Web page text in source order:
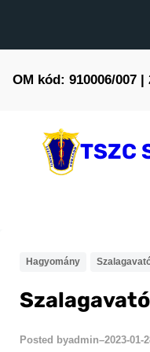
OM kód: 910006/007
TSZC
Hagyomány
Posted byadmin–2023-01-